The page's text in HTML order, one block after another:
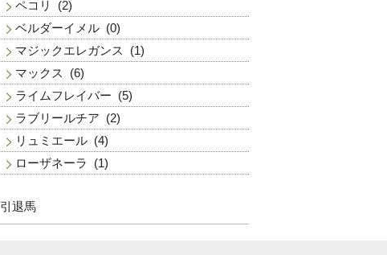
ペコリ
(2)
ベルダーイメル (0)
マジックエレガンス
(1)
マックス
(6)
ライムフレイバー (5)
ラブリールチア (2)
リュミエール (4)
ローザネーラ
(1)
引退馬